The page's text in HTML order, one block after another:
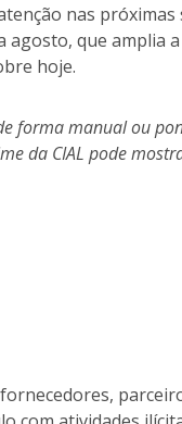
nas
agosto, que amplia
hoje.
forma manual ou
da CIAL pode